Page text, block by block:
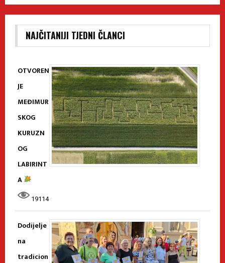
NAJČITANIJI TJEDNI ČLANCI
OTVOREN
JE
MEĐIMUR
SKOG
KURUZN
OG
LABIRINT
A
19114
Dodijelje
na
tradicion